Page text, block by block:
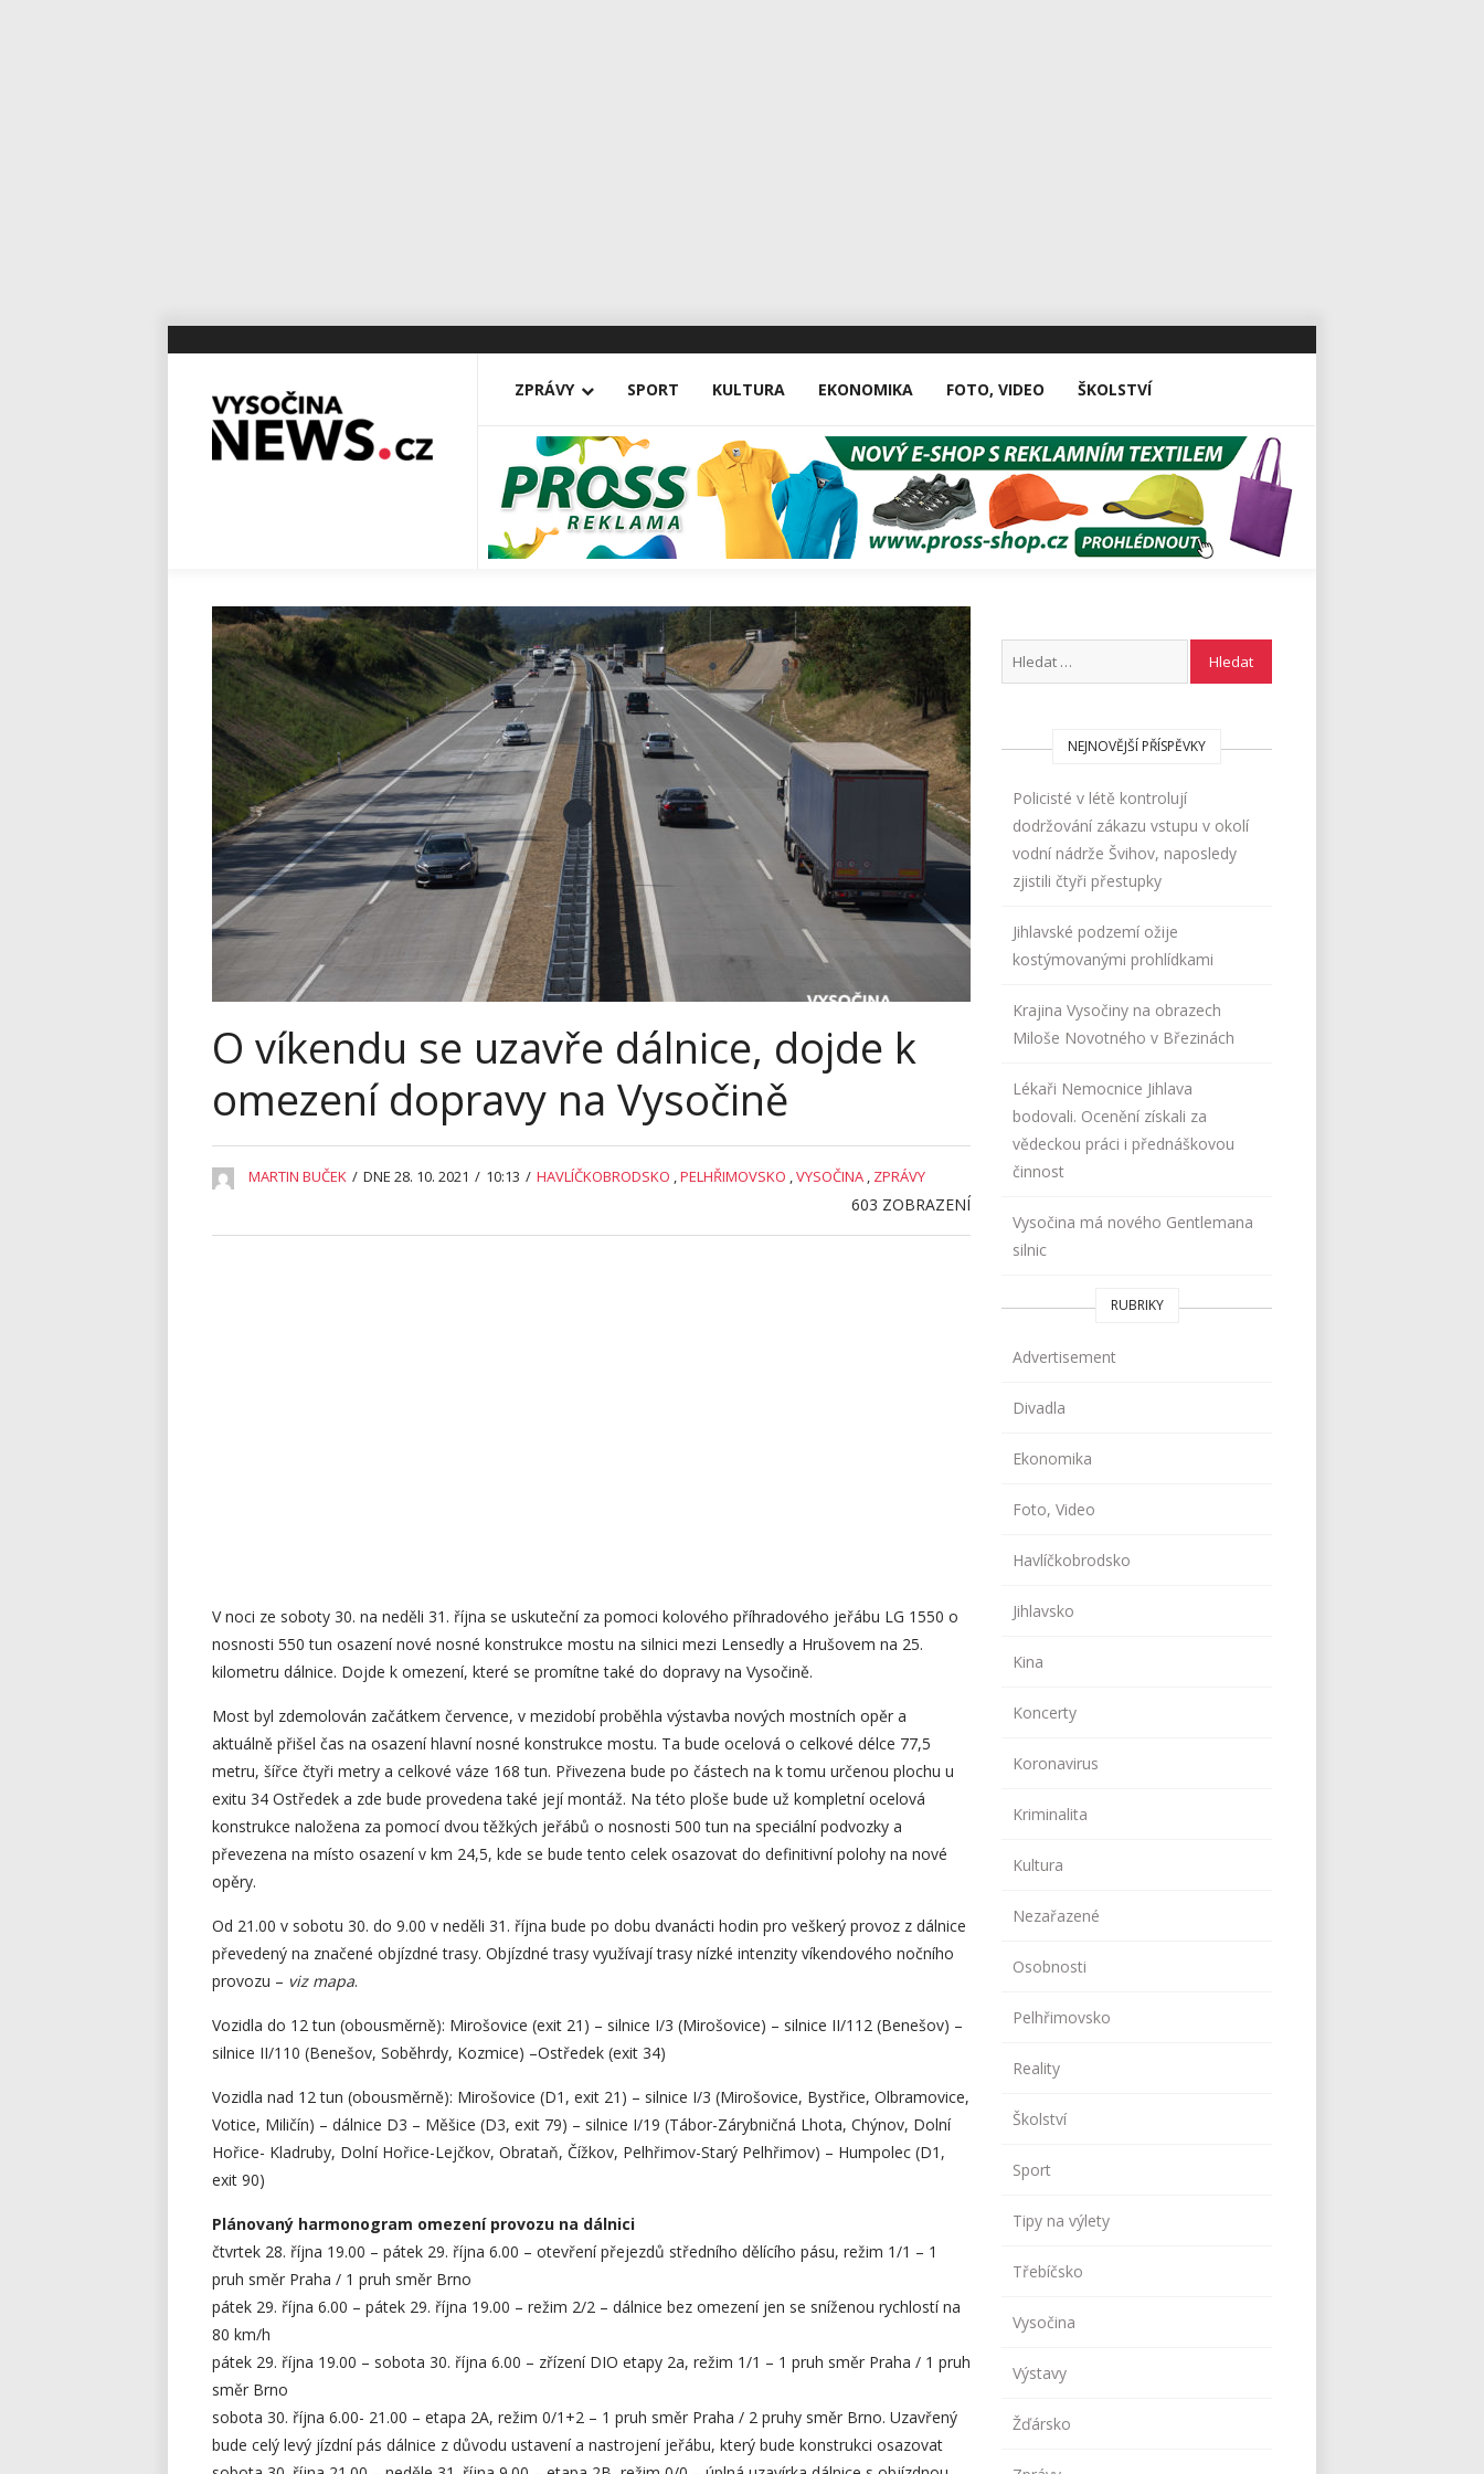
ZPRÁVY SPORT KULTURA EKONOMIKA FOTO, VIDEO ŠKOLSTVÍ
O víkendu se uzavře dálnice, dojde k
omezení dopravy na Vysočině
MARTIN BUČEK / DNE 28. 10. 2021 / 10:13 / HAVLÍČKOBRODSKO ,PELHŘIMOVSKO ,VYSOČINA , ZPRÁVY
603 ZOBRAZENÍ
V noci ze soboty 30. na neděli 31. října se uskuteční za pomoci kolového příhradového jeřábu LG 1550 o
nosnosti 550 tun osazení nové nosné konstrukce mostu na silnici mezi Lensedly a Hrušovem na 25.
kilometru dálnice. Dojde k omezení, které se promítne také do dopravy na Vysočině.
Most byl zdemolován začátkem července, v mezidobí proběhla výstavba nových mostních opěr a
aktuálně přišel čas na osazení hlavní nosné konstrukce mostu. Ta bude ocelová o celkové délce 77,5
metru, šířce čtyři metry a celkové váze 168 tun. Přivezena bude po částech na k tomu určenou plochu u
exitu 34 Ostředek a zde bude provedena také její montáž. Na této ploše bude už kompletní ocelová
konstrukce naložena za pomocí dvou těžkých jeřábů o nosnosti 500 tun na speciální podvozky a
převezena na místo osazení v km 24,5, kde se bude tento celek osazovat do definitivní polohy na nové
opěry.
Od 21.00 v sobotu 30. do 9.00 v neděli 31. října bude po dobu dvanácti hodin pro veškerý provoz z dálnice
převedený na značené objízdné trasy. Objízdné trasy využívají trasy nízké intenzity víkendového nočního
provozu – viz mapa.
Vozidla do 12 tun (obousměrně): Mirošovice (exit 21) – silnice I/3 (Mirošovice) – silnice II/112 (Benešov) –
silnice II/110 (Benešov, Soběhrdy, Kozmice) –Ostředek (exit 34)
Vozidla nad 12 tun (obousměrně): Mirošovice (D1, exit 21) – silnice I/3 (Mirošovice, Bystřice, Olbramovice,
Votice, Miličín) – dálnice D3 – Měšice (D3, exit 79) – silnice I/19 (Tábor-Zárybničná Lhota, Chýnov, Dolní
Hořice- Kladruby, Dolní Hořice-Lejčkov, Obrataň, Čížkov, Pelhřimov-Starý Pelhřimov) – Humpolec (D1,
exit 90)
Plánovaný harmonogram omezení provozu na dálnici
čtvrtek 28. října 19.00 – pátek 29. října 6.00 – otevření přejezdů středního dělícího pásu, režim 1/1 – 1
pruh směr Praha / 1 pruh směr Brno
pátek 29. října 6.00 – pátek 29. října 19.00 – režim 2/2 – dálnice bez omezení jen se sníženou rychlostí na
80 km/h
pátek 29. října 19.00 – sobota 30. října 6.00 – zřízení DIO etapy 2a, režim 1/1 – 1 pruh směr Praha / 1 pruh
směr Brno
sobota 30. října 6.00- 21.00 – etapa 2A, režim 0/1+2 – 1 pruh směr Praha / 2 pruhy směr Brno. Uzavřený
bude celý levý jízdní pás dálnice z důvodu ustavení a nastrojení jeřábu, který bude konstrukci osazovat
NEJNOVĚJŠÍ PŘÍSPĚVKY
Policisté v létě kontrolují
dodržování zákazu vstupu v okolí
vodní nádrže Švihov, naposledy
zjistili čtyři přestupky
Jihlavské podzemí ožije
kostýmovanými prohlídkami
Krajina Vysočiny na obrazech
Miloše Novotného v Březinách
Lékaři Nemocnice Jihlava
bodovali. Ocenění získali za
vědeckou práci i přednáškovou
činnost
Vysočina má nového Gentlemana
silnic
RUBRIKY
Advertisement
Divadla
Ekonomika
Foto, Video
Havlíčkobrodsko
Jihlavsko
Kina
Koncerty
Koronavirus
Kriminalita
Kultura
Nezařazené
Osobnosti
Pelhřimovsko
Reality
Školství
Sport
Tipy na výlety
Třebíčsko
Vysočina
Výstavy
Žďársko